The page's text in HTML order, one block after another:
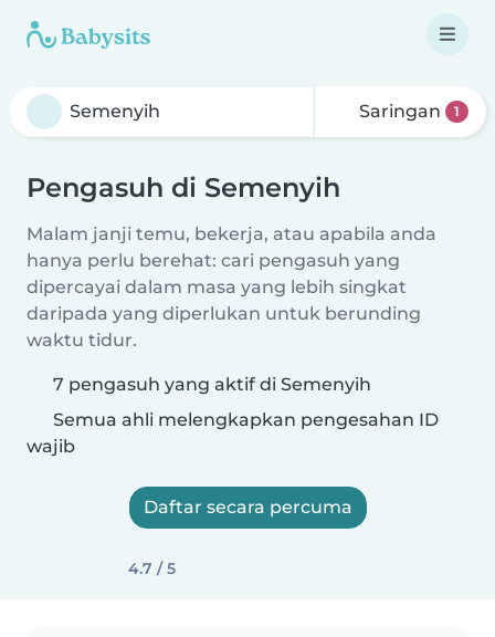
Saringan 1
Pengasuh di Semenyih
Malam janji temu, bekerja, atau apabila anda
hanya perlu berehat: cari pengasuh yang
dipercayai dalam masa yang lebih singkat
daripada yang diperlukan untuk berunding
waktu tidur.
7 pengasuh yang aktif di Semenyih
Semua ahli melengkapkan pengesahan ID
wajib
Daftar secara percuma
4.7 / 5